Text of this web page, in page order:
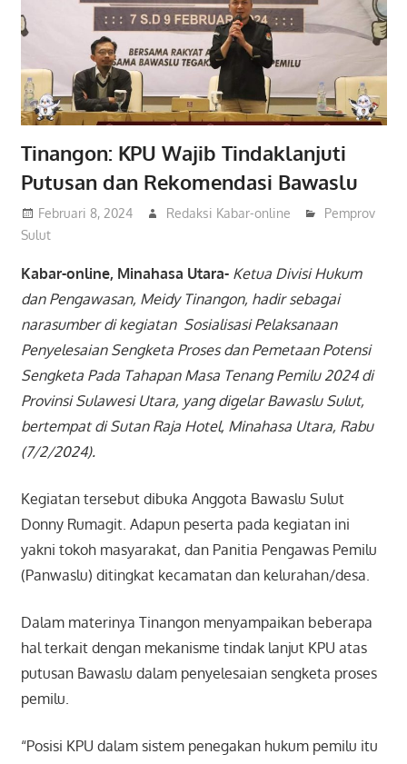
Tinangon: KPU Wajib Tindaklanjuti
Putusan dan Rekomendasi Bawaslu
Februari 8, 2024 Redaksi Kabar-online
Pemprov
Sulut
Kabar-online, Minahasa Utara- Ketua Divisi Hukum
dan Pengawasan, Meidy Tinangon, hadir sebagai
narasumber di kegiatan Sosialisasi Pelaksanaan
Penyelesaian Sengketa Proses dan Pemetaan Potensi
Sengketa Pada Tahapan Masa Tenang Pemilu 2024 di
Provinsi Sulawesi Utara, yang digelar Bawaslu Sulut,
bertempat di Sutan Raja Hotel, Minahasa Utara, Rabu
(7/2/2024).
Kegiatan tersebut dibuka Anggota Bawaslu Sulut
Donny Rumagit. Adapun peserta pada kegiatan ini
yakni tokoh masyarakat, dan Panitia Pengawas Pemilu
(Panwaslu) ditingkat kecamatan dan kelurahan/desa.
Dalam materinya Tinangon menyampaikan beberapa
hal terkait dengan mekanisme tindak lanjut KPU atas
putusan Bawaslu dalam penyelesaian sengketa proses
pemilu.
“Posisi KPU dalam sistem penegakan hukum pemilu itu